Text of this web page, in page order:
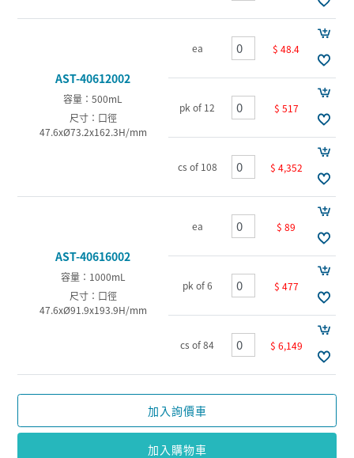
AST-40612002
容量：500mL
尺寸：口徑
47.6xØ73.2x162.3H/mm
ea $ 48.4
pk of 12 $ 517
cs of 108 $ 4,352
AST-40616002
容量：1000mL
尺寸：口徑
47.6xØ91.9x193.9H/mm
ea $ 89
pk of 6 $ 477
cs of 84 $ 6,149
加入詢價車
加入購物車